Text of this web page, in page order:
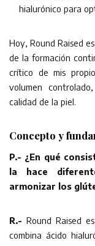
hialurónico para
Hoy, Round Raised
de la formación
crítico de mis
volumen
calidad de la piel.
Concepto y
P.- ¿En qué
la hace
armonizar los
R.- Round Raised
combina ácido